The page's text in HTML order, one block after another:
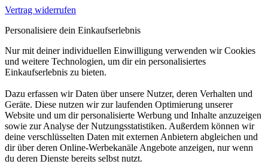
Vertrag widerrufen
Personalisiere dein Einkaufserlebnis
Nur mit deiner individuellen Einwilligung verwenden wir Cookies
und weitere Technologien, um dir ein personalisiertes
Einkaufserlebnis zu bieten.
Dazu erfassen wir Daten über unsere Nutzer, deren Verhalten und
Geräte. Diese nutzen wir zur laufenden Optimierung unserer
Website und um dir personalisierte Werbung und Inhalte anzuzeigen
sowie zur Analyse der Nutzungsstatistiken. Außerdem können wir
deine verschlüsselten Daten mit externen Anbietern abgleichen und
dir über deren Online-Werbekanäle Angebote anzeigen, nur wenn
du deren Dienste bereits selbst nutzt.